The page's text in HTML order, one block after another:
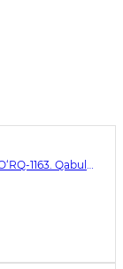
1163. Qabul